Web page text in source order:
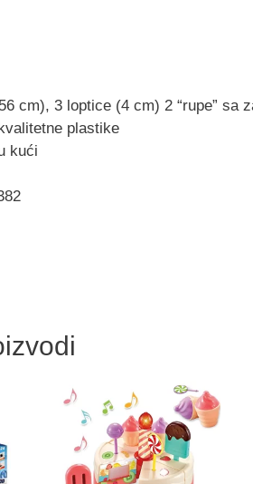
cm), 3 loptice (4 cm) 2 “rupe” sa
plastike
kući